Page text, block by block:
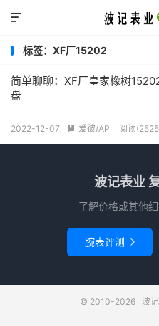

标签：XF厂15202
简单聊聊：XF厂皇家橡树
盘
2022-12-07  爱彼/AP 阅读
波记表业
了解价格或其他
腕表评测 
© 2010-2026 波